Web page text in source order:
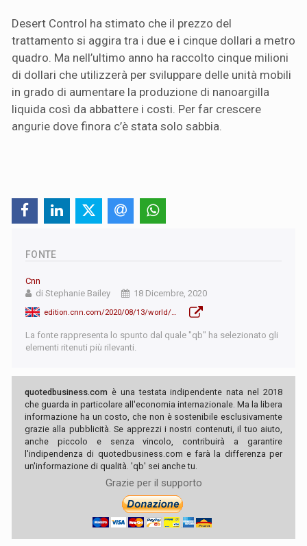
Desert Control ha stimato che il prezzo del
trattamento si aggira tra i due e i cinque dollari a metro
quadro. Ma nell’ultimo anno ha raccolto cinque milioni
di dollari che utilizzerà per sviluppare delle unità mobili
in grado di aumentare la produzione di nanoargilla
liquida così da abbattere i costi. Per far crescere
angurie dove finora c’è stata solo sabbia.
FONTE
Cnn
di Stephanie Bailey
18 Dicembre, 2020
edition.cnn.com/2020/08/13/world/desert-control-liquid-nanoclay-spc-intl/index.html
La fonte rappresenta lo spunto dal quale "qb" ha selezionato gli
elementi ritenuti più rilevanti.
quotedbusiness.com è una testata indipendente nata nel 2018
che guarda in particolare all'economia internazionale. Ma la libera
informazione ha un costo, che non è sostenibile esclusivamente
grazie alla pubblicità. Se apprezzi i nostri contenuti, il tuo aiuto,
anche piccolo e senza vincolo, contribuirà a garantire
l'indipendenza di quotedbusiness.com e farà la differenza per
un'informazione di qualità. 'qb' sei anche tu.
Grazie per il supporto